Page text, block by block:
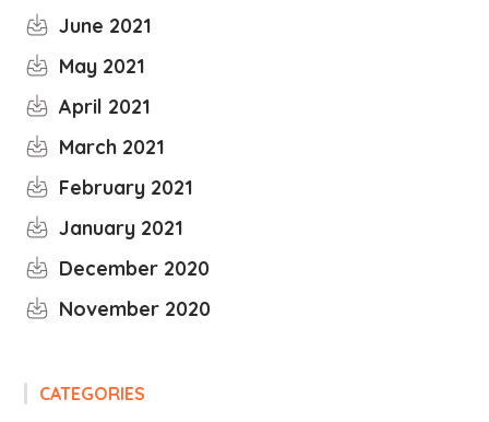
June 2021
May 2021
April 2021
March 2021
February 2021
January 2021
December 2020
November 2020
CATEGORIES